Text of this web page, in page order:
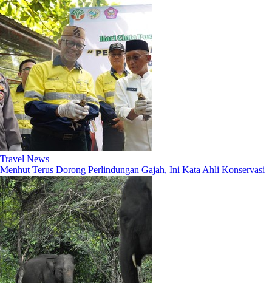
Travel News
Menhut Terus Dorong Perlindungan Gajah, Ini Kata Ahli Konservasi